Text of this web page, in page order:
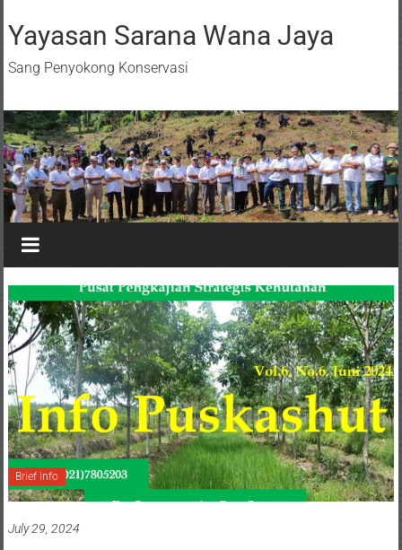
Yayasan Sarana Wana Jaya
Sang Penyokong Konservasi
Brief Info
July 29, 2024